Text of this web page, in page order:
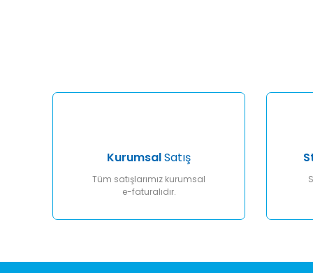
Ürün bilgilerinde hatalar bulunuyor.
KurumsalSatış
Tüm satışlarımız kurumsal
e-faturalıdır.